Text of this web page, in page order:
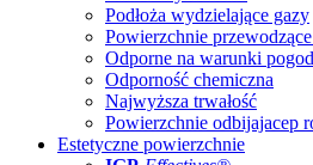
Podłoża wydzielające gazy
Powierzchnie
Odporne na warunki
Odporność chemiczna
Najwyższa trwałość
Powierzchnie odbijajacep
Estetyczne powierzchnie